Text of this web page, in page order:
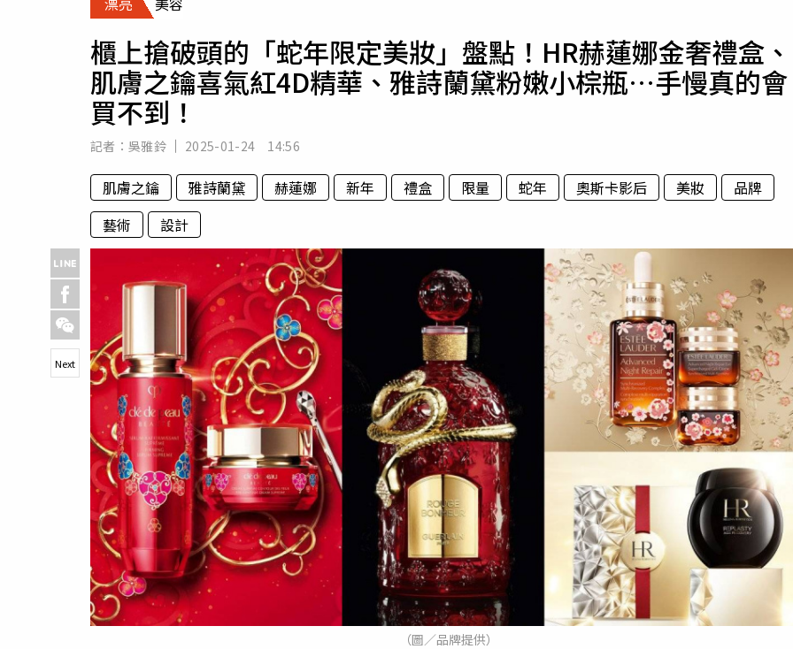
專欄
房產新勢力
運勢
運動
櫃上搶破頭的「蛇年限定美妝」盤點！HR赫蓮娜金奢禮盒、
肌膚之鑰喜氣紅4D精華、雅詩蘭黛粉嫩小棕瓶…手慢真的會
買不到！
記者： 吳雅鈴 2025-01-24 14:56
肌膚之鑰 雅詩蘭黛 赫蓮娜 新年 禮盒 限量 蛇年 奧斯卡影后 美妝
品牌
藝術
設計
（圖／品牌提供）
Next